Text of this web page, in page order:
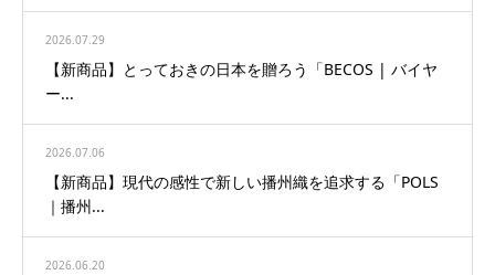
2026.07.29
【新商品】とっておきの日本を贈ろう「BECOS | バイヤ
ー...
2026.07.06
【新商品】現代の感性で新しい播州織を追求する「POLS
｜播州...
2026.06.20